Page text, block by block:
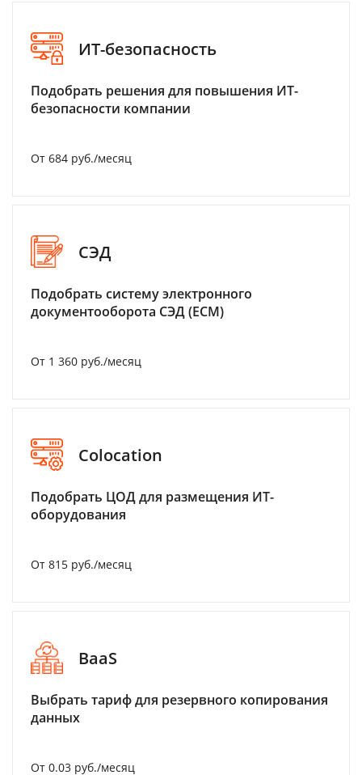
ИТ-безопасность
Подобрать решения для повышения ИТ-
безопасности компании
От 684 руб./месяц
СЭД
Подобрать систему электронного
документооборота СЭД (ECM)
От 1 360 руб./месяц
Colocation
Подобрать ЦОД для размещения ИТ-
оборудования
От 815 руб./месяц
BaaS
Выбрать тариф для резервного копирования
данных
От 0.03 руб./месяц